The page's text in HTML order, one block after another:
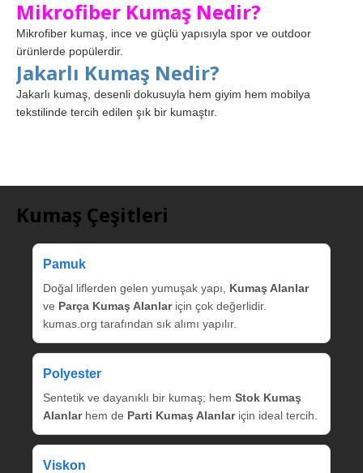
Mikrofiber Kumaş Nedir?
Mikrofiber kumaş, ince ve güçlü yapısıyla spor ve outdoor
ürünlerde popülerdir.
Jakarlı Kumaş Nedir?
Jakarlı kumaş, desenli dokusuyla hem giyim hem mobilya
tekstilinde tercih edilen şık bir kumaştır.
Kumaş Çeşitleri
Pamuk
Doğal liflerden gelen yumuşak yapı, Kumaş Alanlar
ve Parça Kumaş Alanlariçin çok değerlidir.
kumas.org tarafından sık alımı yapılır.
Polyester
Sentetik ve dayanıklı bir kumaş; hem Stok Kumaş
Alanlarhem de Parti Kumaş Alanlariçin ideal tercih.
Viskon